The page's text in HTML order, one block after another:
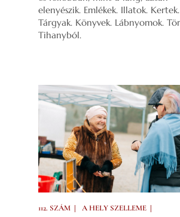
elenyészik. Emlékek. Illatok. Kertek.
Tárgyak. Könyvek. Lábnyomok.
Tihanyból.
112. SZÁM | A HELY SZELLEME |